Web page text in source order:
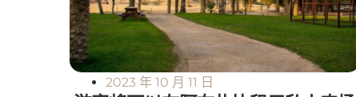
2023 年 10 月 11 日